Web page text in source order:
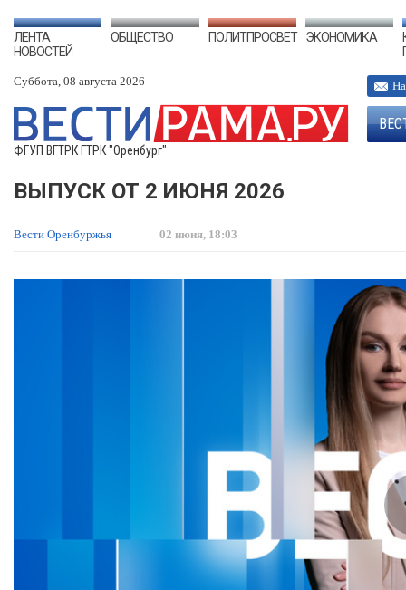
ЛЕНТА
НОВОСТЕЙ
ОБЩЕСТВО ПОЛИТПРОСВЕТ ЭКОНОМИКА
Суббота, 08 августа 2026
ФГУП ВГТРК ГТРК "Оренбург"
ВЫПУСК ОТ 2 ИЮНЯ 2026
Вести Оренбуржья 02 июня, 18:03